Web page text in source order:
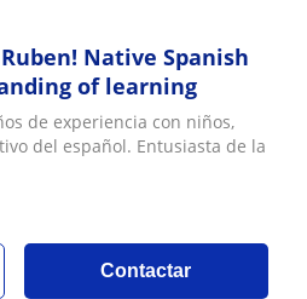
Native Spanish
of learning
de experiencia con niños,
del español. Entusiasta de la
Contactar